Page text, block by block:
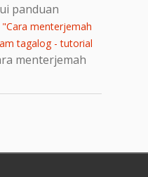
panduan
"Cara menterjemah
tagalog - tutorial
menterjemah